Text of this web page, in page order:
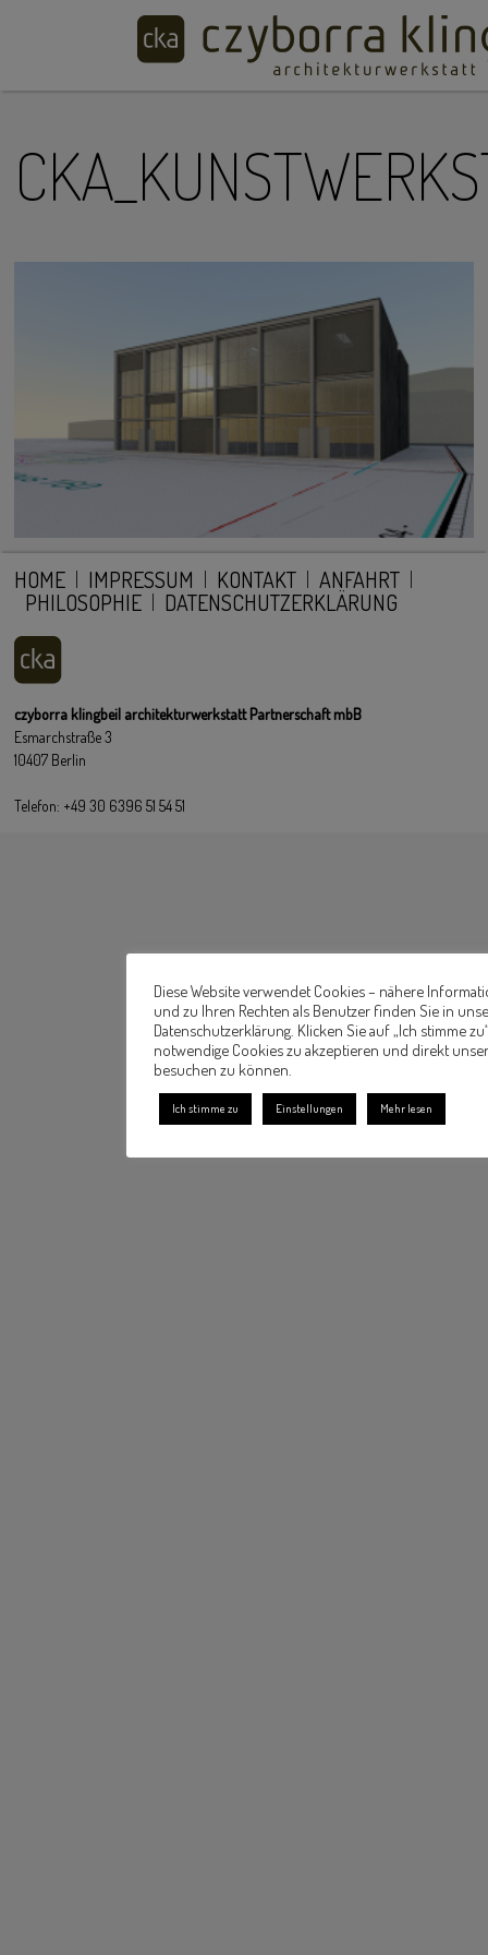
HOME IMPRESSUM KONTAKT
ANFAHRT
PHILOSOPHIE
DATENSCHUTZERKLÄRUNG
czyborra klingbeil architekturwerkstatt Partnerschaft mbB
Esmarchstraße 3
10407 Berlin
Telefon: +49 30 6396 51 54 51
Diese Website verwendet Cookies – nähere
und zu Ihren Rechten als Benutzer finden Sie in
Datenschutzerklärung. Klicken Sie auf „Ich stimme
notwendige Cookies zu akzeptieren und direkt
besuchen zu können.
Ich stimme zu Einstellungen Mehr lesen